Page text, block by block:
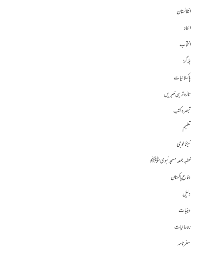
افغانستان
الحاد
انتخاب
بلاگز
پاکستانیات
تازہ ترین خبریں
تبصرہ کتب
تعلیم
ٹیکنالوجی
خطبہ جمعہ مسجد نبوی ﷺ
دفاع پاکستان
دلیل
دینیات
روحانیات
سفرنامہ